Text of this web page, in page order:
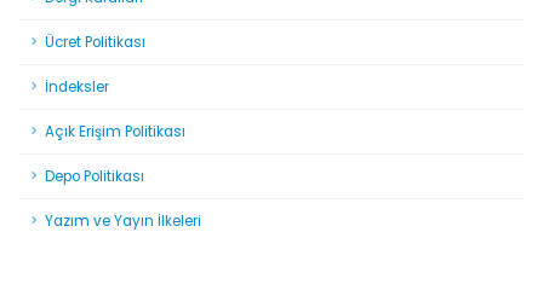
Ücret Politikası
İndeksler
Açık Erişim Politikası
Depo Politikası
Yazım ve Yayın İlkeleri